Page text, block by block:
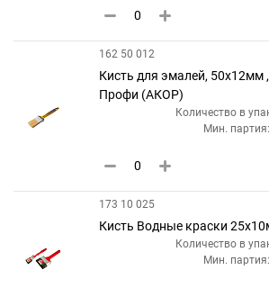
162 50 012
Кисть для эмалей, 50х12мм
Профи (АКОР)
Количество в
Мин. партия:
173 10 025
Кисть Водные краски
Количество в
Мин. партия: